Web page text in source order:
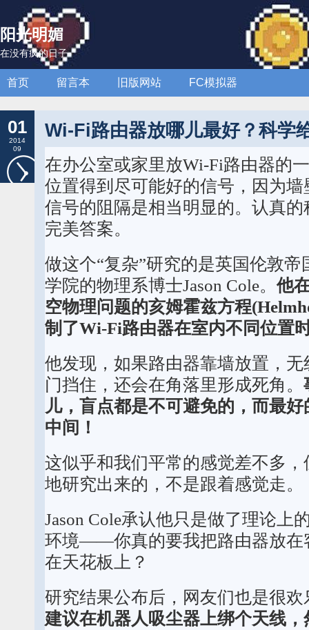
阳光明媚
在没有疯的日子
首页 留言本 旧版网站 FC模拟器
01
2014
09
Wi-Fi路由器放哪儿最好？科学
在办公室或家里放Wi-Fi路由器的
位置得到尽可能好的信号，因为
信号的阻隔是相当明显的。认真
完美答案。
做这个“复杂”研究的是英国伦敦
学院的物理系博士Jason Cole。他
空物理问题的亥姆霍兹方程
制了Wi-Fi路由器在室内不同位置
他发现，如果路由器靠墙放置，
门挡住，还会在角落里形成死角。
儿，盲点都是不可避免的，而最
中间！
这似乎和我们平常的感觉差不多
地研究出来的，不是跟着感觉走。
Jason Cole承认他只是做了理论上
环境——你真的要我把路由器放在
在天花板上？
研究结果公布后，网友们也是很
建议在机器人吸尘器上绑个天线